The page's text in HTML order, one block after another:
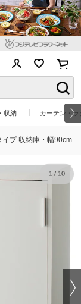
収納 カーテン・
プ 収納庫・幅90cm
1/ 10